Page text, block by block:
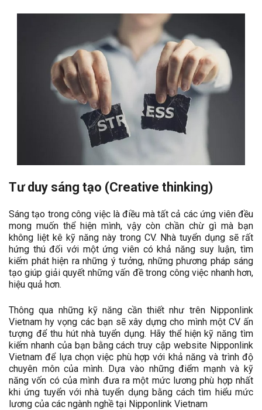
Tư duy sáng tạo (Creative thinking)
Sáng tạo trong công việc là điều mà tất cả các ứng viên đều
mong muốn thể hiện mình, vậy còn chần chừ gì mà bạn
không liệt kê kỹ năng này trong CV. Nhà tuyển dụng sẽ rất
hứng thú đối với một ứng viên có khả năng suy luận, tìm
kiếm phát hiện ra những ý tưởng, những phương pháp sáng
tạo giúp giải quyết những vấn đề trong công việc nhanh hơn,
hiệu quả hơn.
Thông qua những kỹ năng cần thiết như trên Nipponlink
Vietnam hy vọng các bạn sẽ xây dựng cho mình một CV ấn
tượng để thu hút nhà tuyển dụng. Hãy thể hiện kỹ năng tìm
kiếm nhanh của bạn bằng cách truy cập website Nipponlink
Vietnam để lựa chọn việc phù hợp với khả năng và trình độ
chuyên môn của mình. Dựa vào những điểm mạnh và kỹ
năng vốn có của mình đưa ra một mức lương phù hợp nhất
khi ứng tuyển với nhà tuyển dụng bằng cách tìm hiểu mức
lương của các ngành nghề tại Nipponlink Vietnam